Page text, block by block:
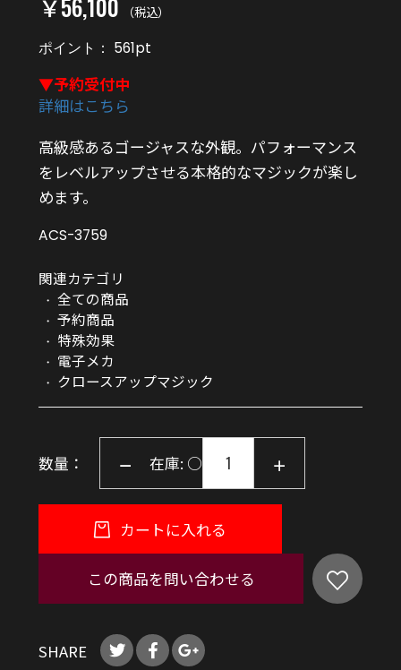
（税込）
ポイント： 561pt
▼予約受付中
詳細はこちら
高級感あるゴージャスな外観。パフォーマンス
をレベルアップさせる本格的なマジックが楽し
めます。
ACS-3759
関連カテゴリ
全ての商品
予約商品
特殊効果
電子メカ
クロースアップマジック
数量： 在庫: ○
カートに入れる
この商品を問い合わせる
SHARE